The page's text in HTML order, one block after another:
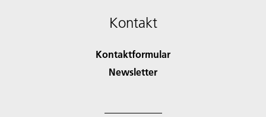
Kontakt
Kontaktformular
Newsletter